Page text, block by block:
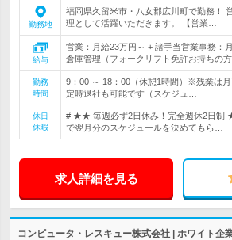
勤務地
福岡県久留米市・八女郡広川町で勤務！
理として活躍いただきます。 【営業…
給与
営業：月給23万円～ + 諸手当営業事務：
倉庫管理（フォークリフト免許お持ちの
勤務
時間
9：00 ～ 18：00（休憩1時間）※残業は
定時退社も可能です（スケジュ…
休日
休暇
# ★★ 毎週必ず2日休み！完全週休2日
で翌月分のスケジュールを決めてもら…
求人詳細を見る
コンピュータ・レスキュー株式会社 | ホワイト企